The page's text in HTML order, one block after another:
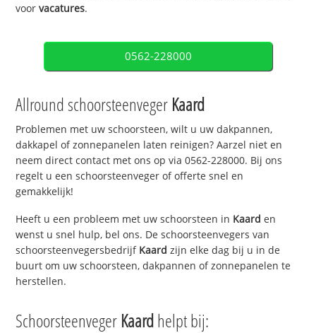
voorvacatures.
0562-228000
Allround schoorsteenveger Kaard
Problemen met uw schoorsteen, wilt u uw dakpannen,
dakkapel of zonnepanelen laten reinigen? Aarzel niet en
neem direct contact met ons op via 0562-228000. Bij ons
regelt u een schoorsteenveger of offerte snel en
gemakkelijk!
Heeft u een probleem met uw schoorsteen in Kaard en
wenst u snel hulp, bel ons. De schoorsteenvegers van
schoorsteenvegersbedrijf Kaard zijn elke dag bij u in de
buurt om uw schoorsteen, dakpannen of zonnepanelen te
herstellen.
Schoorsteenveger Kaardhelpt bij: